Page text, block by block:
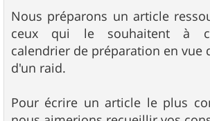
s
s
a
g
e
Nous préparons un article
ceux qui le souhaitent à
calendrier de préparation en vue
d'un raid.
Pour écrire un article le plus